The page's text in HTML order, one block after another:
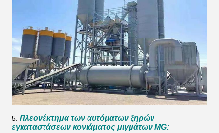
5. Πλεονέκτημα των αυτόματων ξηρών
εγκαταστάσεων κονιάματος μιγμάτων MG: